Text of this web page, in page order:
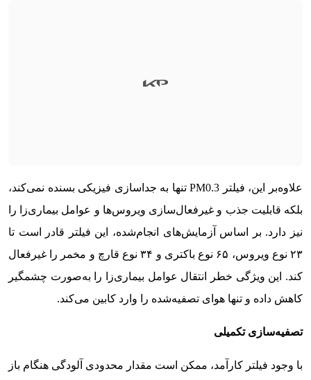
علاوه‌بر این، فیلتر PM0.3 تنها به جداسازی فیزیکی بسنده نمی‌کند،
بلکه قابلیت جذب و غیرفعال‌سازی ویروس‌ها و عوامل بیماری‌زا را
نیز دارد. بر اساس آزمایش‌های انجام‌شده، این فیلتر قادر است تا
۲۳ نوع ویروس، ۶۵ نوع باکتری و ۳۴ نوع قارچ و مخمر را غیرفعال
کند. این ویژگی خطر انتقال عوامل بیماری‌زا را به‌صورت چشمگیر
کاهش داده و تنها هوای تصفیه‌شده را وارد کابین می‌کند.
تصفیه‌سازی تکمیلی
با وجود فیلتر کارآمد، ممکن است مقدار محدودی آلودگی هنگام باز